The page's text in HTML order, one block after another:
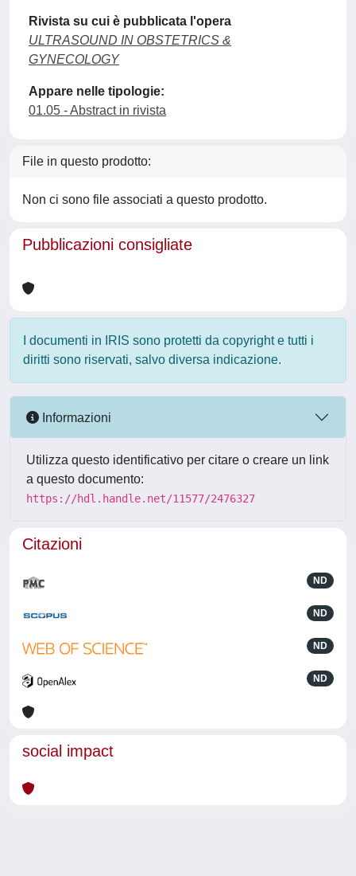
Rivista su cui è pubblicata l'opera
ULTRASOUND IN OBSTETRICS &
GYNECOLOGY
Appare nelle tipologie:
01.05 - Abstract in rivista
File in questo prodotto:
Non ci sono file associati a questo prodotto.
Pubblicazioni consigliate
I documenti in IRIS sono protetti da copyright e tutti i
diritti sono riservati, salvo diversa indicazione.
Informazioni
Utilizza questo identificativo per citare o creare un link
a questo documento:
https://hdl.handle.net/11577/2476327
Citazioni
ND
ND
ND
ND
social impact